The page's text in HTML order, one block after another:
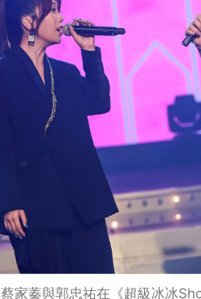
蔡家蓁與郭忠祐在《超級冰冰